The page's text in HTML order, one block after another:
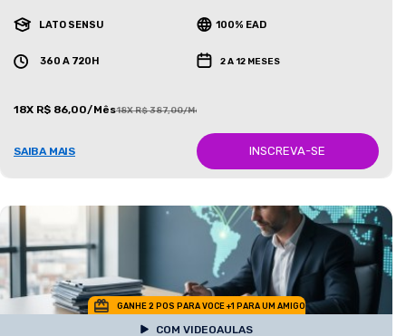
LATO SENSU 100% EAD
360 A 720H 2 A 12 MESES
18X R$ 86,00/Mês18X R$ 387,00/Mês
SAIBA MAIS INSCREVA-SE
GANHE 2 POS PARA VOCE +1 PARA UM AMIGO
COM VIDEOAULAS